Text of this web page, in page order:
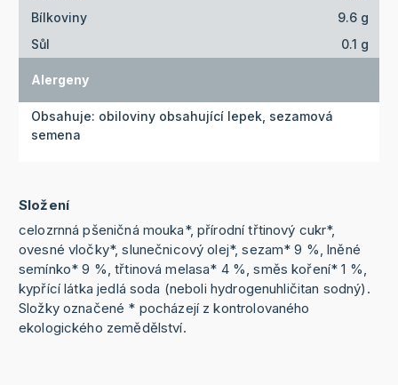
Bílkoviny
9.6 g
Sůl
0.1 g
Alergeny
Obsahuje: obiloviny obsahující lepek, sezamová
semena
Složení
celozrnná pšeničná mouka*, přírodní třtinový cukr*,
ovesné vločky*, slunečnicový olej*, sezam* 9 %, lněné
semínko* 9 %, třtinová melasa* 4 %, směs koření* 1 %,
kypřící látka jedlá soda (neboli hydrogenuhličitan sodný).
Složky označené * pocházejí z kontrolovaného
ekologického zemědělství.